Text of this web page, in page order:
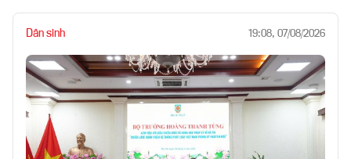
Dân sinh 19:08, 07/08/2026